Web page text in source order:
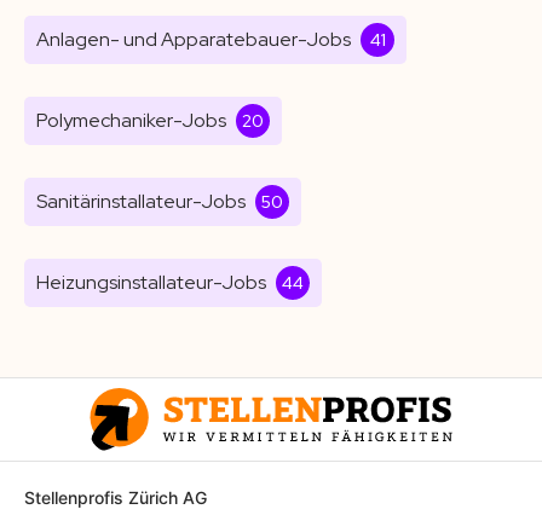
Anlagen- und Apparatebauer-Jobs 41
Polymechaniker-Jobs 20
Sanitärinstallateur-Jobs 50
Heizungsinstallateur-Jobs 44
Stellenprofis Zürich AG